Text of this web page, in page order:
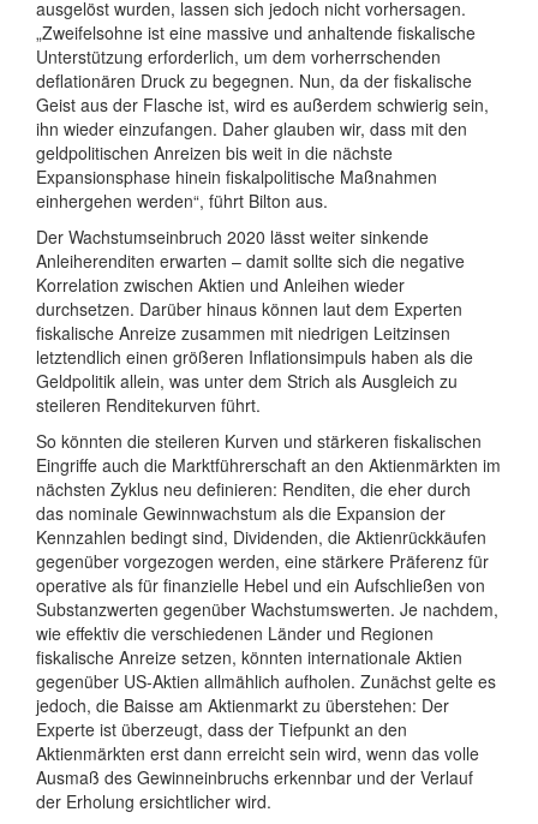
ausgelöst wurden, lassen sich jedoch nicht vorhersagen.
„Zweifelsohne ist eine massive und anhaltende fiskalische
Unterstützung erforderlich, um dem vorherrschenden
deflationären Druck zu begegnen. Nun, da der fiskalische
Geist aus der Flasche ist, wird es außerdem schwierig sein,
ihn wieder einzufangen. Daher glauben wir, dass mit den
geldpolitischen Anreizen bis weit in die nächste
Expansionsphase hinein fiskalpolitische Maßnahmen
einhergehen werden“, führt Bilton aus.
Der Wachstumseinbruch 2020 lässt weiter sinkende
Anleiherenditen erwarten – damit sollte sich die negative
Korrelation zwischen Aktien und Anleihen wieder
durchsetzen. Darüber hinaus können laut dem Experten
fiskalische Anreize zusammen mit niedrigen Leitzinsen
letztendlich einen größeren Inflationsimpuls haben als die
Geldpolitik allein, was unter dem Strich als Ausgleich zu
steileren Renditekurven führt.
So könnten die steileren Kurven und stärkeren fiskalischen
Eingriffe auch die Marktführerschaft an den Aktienmärkten im
nächsten Zyklus neu definieren: Renditen, die eher durch
das nominale Gewinnwachstum als die Expansion der
Kennzahlen bedingt sind, Dividenden, die Aktienrückkäufen
gegenüber vorgezogen werden, eine stärkere Präferenz für
operative als für finanzielle Hebel und ein Aufschließen von
Substanzwerten gegenüber Wachstumswerten. Je nachdem,
wie effektiv die verschiedenen Länder und Regionen
fiskalische Anreize setzen, könnten internationale Aktien
gegenüber US-Aktien allmählich aufholen. Zunächst gelte es
jedoch, die Baisse am Aktienmarkt zu überstehen: Der
Experte ist überzeugt, dass der Tiefpunkt an den
Aktienmärkten erst dann erreicht sein wird, wenn das volle
Ausmaß des Gewinneinbruchs erkennbar und der Verlauf
der Erholung ersichtlicher wird.